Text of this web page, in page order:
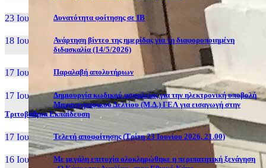
23 Ιουν, 26 Δυνατότητα φοίτησης σε ΙΒ
18 Ιουν, 26
Ανάρτηση βίντεο της ημερίδας για τη διαφοροποιημένη
διδασκαλία (14/5/2026)
17 Ιουν, 26 Παραλαβή απολυτήριων
17 Ιουν, 26
Δημιουργία κωδικού ασφαλείας για την ηλεκτρονική υποβολή
Μηχανογραφικού Δελτίου (Μ.Δ.) ΓΕΛ για εισαγωγή στην
Τριτοβάθμια Εκπαίδευση
17 Ιουν, 26 Τελετή αποφοίτησης (Τρίτη 23 Ιουνίου 2026, 21.00)
16 Ιουν, 26
Με μεγάλη επιτυχία ολοκληρώθηκε η περιπατητική ξενάγηση